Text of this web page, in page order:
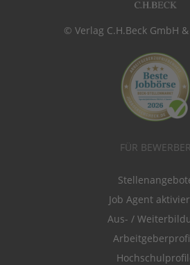
© Verlag C.H.Beck GmbH &
FÜR BEWERBER
Job Agent
Aus- /